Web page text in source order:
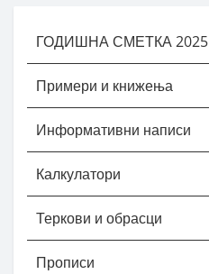
ГОДИШНА СМЕТКА 2025
Примери и книжења
Информативни написи
Калкулатори
Теркови и обрасци
Прописи